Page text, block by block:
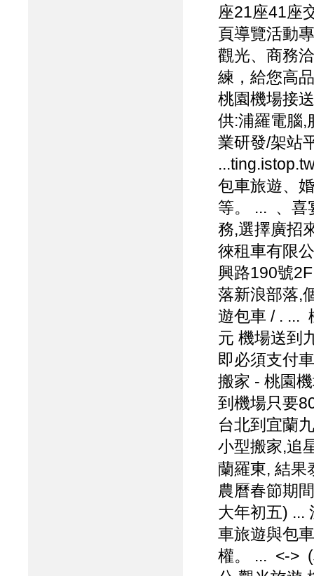
座21座41座
頁導覽活動
觀光、商務
練，給您高
桃園機場接
供:浦羅電腦,
業研發/架站
包車旅遊、
等。 ... 、喜
務,選擇廣招
徠租車有限
興路190號
落新浪部落,
遊包車 / . ...
元 機場送到
即必須支付
搬家 - 桃園
到機場只要
台北到宜蘭
小型搬家,追
蘭羅東, 結
農曆春節期
大年初五) ...
車旅遊與包
權。 ... <-> (